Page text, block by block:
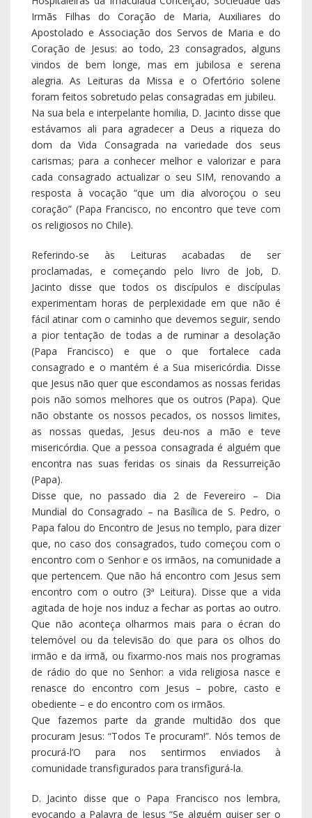
os religiosos no Chile).
Referindo-se às Leituras acabadas de ser
proclamadas, e começando pelo livro de Job, D.
Jacinto disse que todos os discípulos e discípulas
experimentam horas de perplexidade em que não é
fácil atinar com o caminho que devemos seguir, sendo
a pior tentação de todas a de ruminar a desolação
(Papa Francisco) e que o que fortalece cada
consagrado e o mantém é a Sua misericórdia. Disse
que Jesus não quer que escondamos as nossas feridas
pois não somos melhores que os outros (Papa). Que
não obstante os nossos pecados, os nossos limites,
as nossas quedas, Jesus deu-nos a mão e teve
misericórdia. Que a pessoa consagrada é alguém que
encontra nas suas feridas os sinais da Ressurreição
(Papa).
Disse que, no passado dia 2 de Fevereiro – Dia
Mundial do Consagrado – na Basílica de S. Pedro, o
Papa falou do Encontro de Jesus no templo, para dizer
que, no caso dos consagrados, tudo começou com o
encontro com o Senhor e os irmãos, na comunidade a
que pertencem. Que não há encontro com Jesus sem
encontro com o outro (3ª Leitura). Disse que a vida
agitada de hoje nos induz a fechar as portas ao outro.
Que não aconteça olharmos mais para o écran do
telemóvel ou da televisão do que para os olhos do
irmão e da irmã, ou fixarmo-nos mais nos programas
de rádio do que no Senhor: a vida religiosa nasce e
renasce do encontro com Jesus – pobre, casto e
obediente – e do encontro com os irmãos.
Que fazemos parte da grande multidão dos que
procuram Jesus: “Todos Te procuram!”. Nós temos de
procurá-l’O para nos sentirmos enviados à
comunidade transfigurados para transfigurá-la.
D. Jacinto disse que o Papa Francisco nos lembra,
evocando a Palavra de Jesus “Se alguém quiser ser o
primeiro, há-de ser o último e o servo de todos” e que
a verdadeira grandeza passa por ser pequenino e
servidor. D. Jacinto, então, perguntou: “Não foi o que
nos disse S. Paulo “Ai de mim se não evangelizar” (2ª
Leitura)? E como se evangeliza? Ouçamo-lo: “De todos
me fiz escravo. Fiz-me tudo para todos”. Então disse
que o nosso serviço não podia identificar-se com
assistencialismo, nem paternalismo, mas com a
conversão do coração. Que o problema não estava
em dar de comer ao pobre, vestir o nu, assistir o
doente,… mas em considerar que cada um tem a
dignidade de se sentar às nossas mesas, em casa,
entre nós, sentindo-se em família. Que este é o sinal